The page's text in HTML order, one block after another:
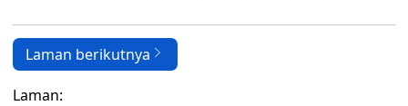
Laman berikutnya
Laman: